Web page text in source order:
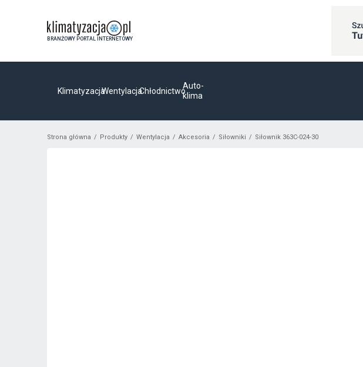
BRANŻOWY PORTAL INTERNETOWY
KlimatyzacjaWentylacjaChłodnictwo
Auto-
klima
Strona główna Produkty Wentylacja Akcesoria Siłowniki Siłownik 363C-024-30